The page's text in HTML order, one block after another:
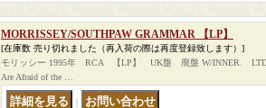
MORRISSEY/SOUTHPAW GRAMMAR 【LP】
[在庫数 売り切れました（再入荷の際は再度登録致します）]
モリッシー 1995年 RCA 【LP】 UK盤 廃盤 W/INNER.
Are Afraid of the …